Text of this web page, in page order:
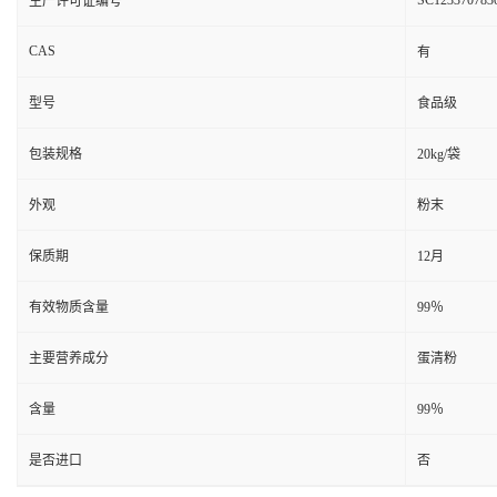
CAS 有
型号 食品级
包装规格 20kg/袋
外观 粉末
保质期 12月
有效物质含量 99％
主要营养成分 蛋清粉
含量 99％
是否进口 否